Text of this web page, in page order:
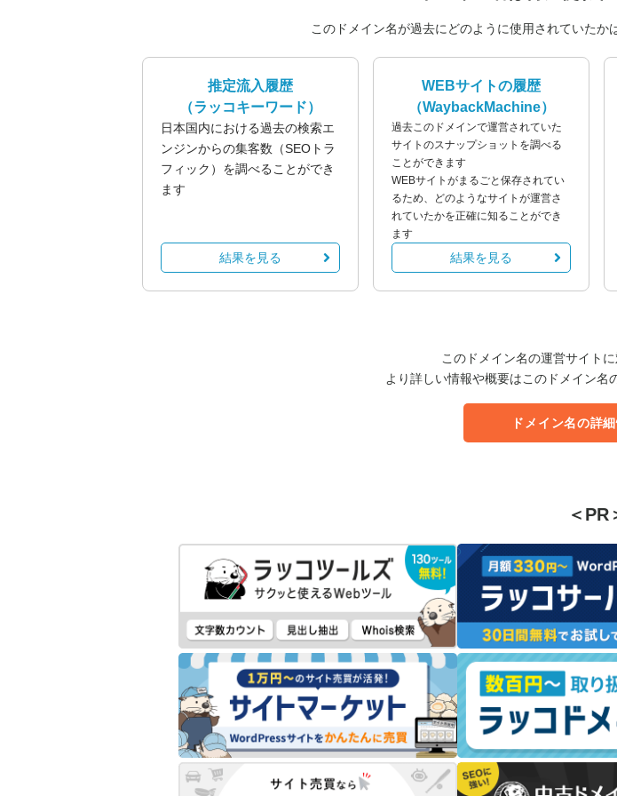
このドメイン名が過去にどのように使用されていたか
推定流入履歴
（ラッコキーワード）
日本国内における過去の検索エ
ンジンからの集客数（SEOトラ
フィック）を調べることができ
ます
結果を見る
WEBサイトの履歴
（WaybackMachine）
過去このドメインで運営されていた
サイトのスナップショットを調べる
ことができます
WEBサイトがまるごと保存されてい
るため、どのようなサイトが運営さ
れていたかを正確に知ることができ
ます
結果を見る
このドメイン名の運営サイト
より詳しい情報や概要はこのドメイン名
ドメイン名の詳
＜PR